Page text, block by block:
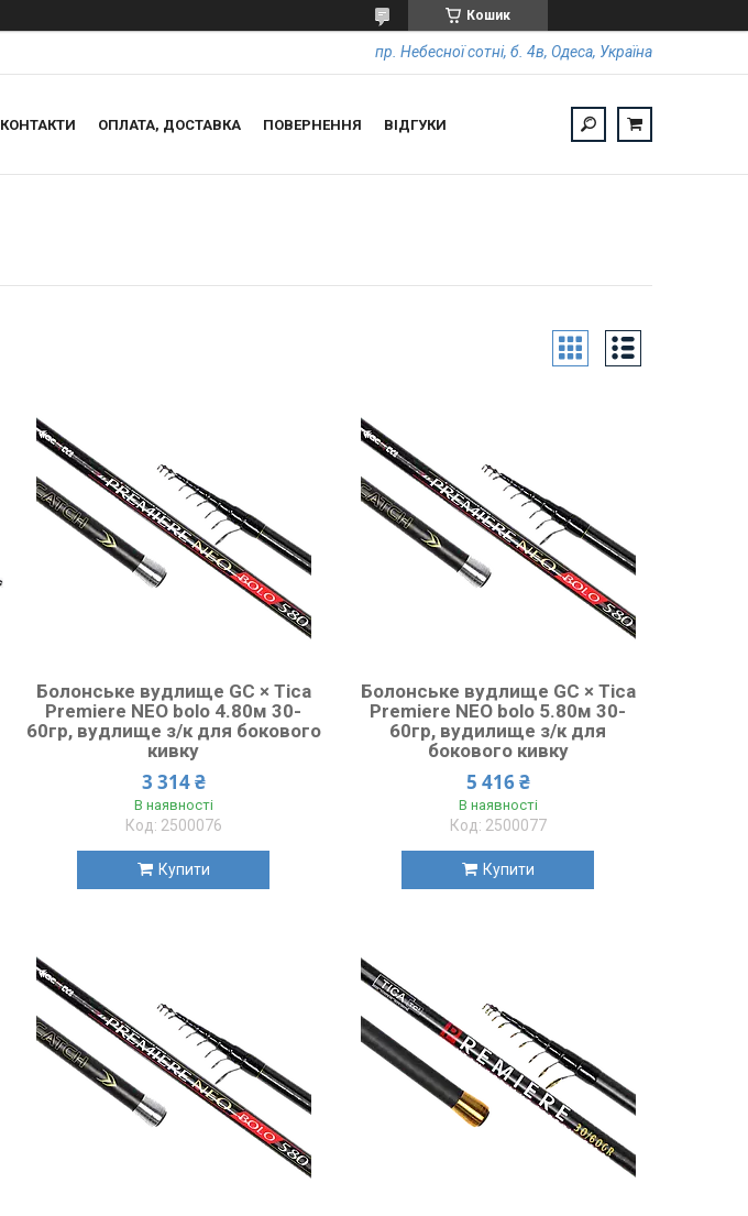
Кошик
пр. Небесної сотні, б. 4в, Одеса, Україна
КОНТАКТИ ОПЛАТА, ДОСТАВКА ПОВЕРНЕННЯ ВІДГУКИ
Болонське вудлище GC × Tica
Premiere NEO bolo 4.80м 30-
60гр, вудлище з/к для бокового
кивку
3 314 ₴
В наявності
2500076
Купити
Болонське вудлище GC × Tica
Premiere NEO bolo 5.80м 30-
60гр, вудилище з/к для
бокового кивку
5 416 ₴
В наявності
2500077
Купити